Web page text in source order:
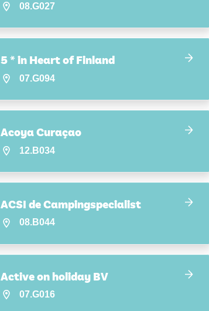
08.G027
5 * in Heart of Finland
07.G094
Acoya Curaçao
12.B034
ACSI de Campingspecialist
08.B044
Active on holiday BV
07.G016